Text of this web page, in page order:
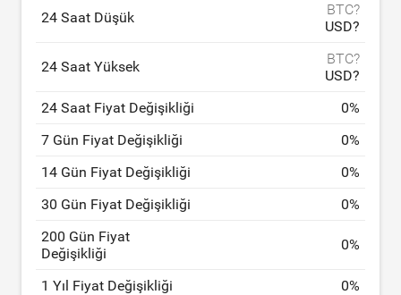
24 Saat Düşük
BTC?
USD?
24 Saat Yüksek
BTC?
USD?
24 Saat Fiyat Değişikliği
0%
7 Gün Fiyat Değişikliği
0%
14 Gün Fiyat Değişikliği
0%
30 Gün Fiyat Değişikliği
0%
200 Gün Fiyat
Değişikliği
0%
1 Yıl Fiyat Değişikliği 0%